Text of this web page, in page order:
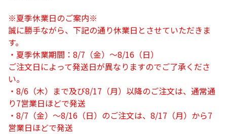
※夏季休業日のご案内※
誠に勝手ながら、下記の通り休業日とさせていただきま
す。
・夏季休業期間：8/7（金）～8/16（日）
ご注文日によって発送日が異なりますのでご了承くださ
い。
・8/6（木）まで及び8/17（月）以降のご注文は、通常通
り7営業日ほどで発送
・8/7（金）～8/16（日）のご注文は、8/17（月）から7
営業日ほどで発送